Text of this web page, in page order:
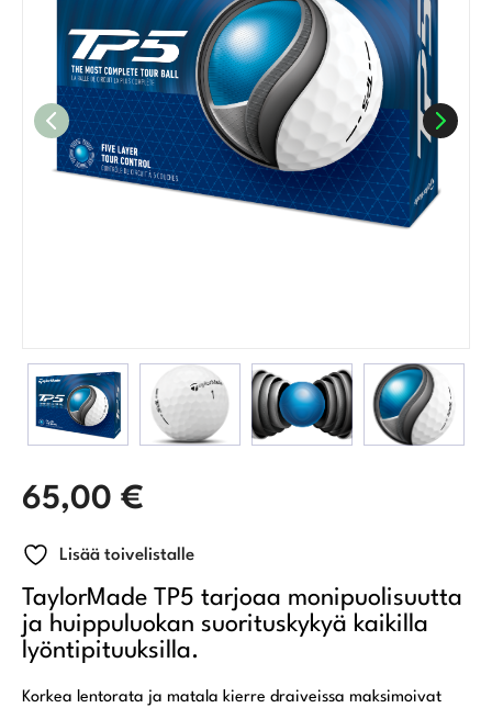
65,00 €
Lisää toivelistalle
TaylorMade TP5 tarjoaa monipuolisuutta
ja huippuluokan suorituskykyä kaikilla
lyöntipituuksilla.
Korkea lentorata ja matala kierre draiveissa maksimoivat